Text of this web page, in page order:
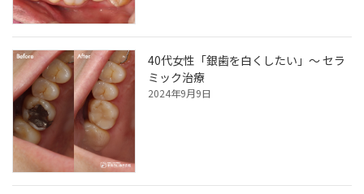
40代女性「銀歯を白くしたい」～ セラ
ミック治療
2024年9月9日